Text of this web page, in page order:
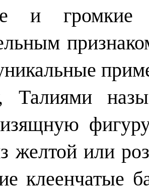
и
Талиями
желтой или
клеенчатые